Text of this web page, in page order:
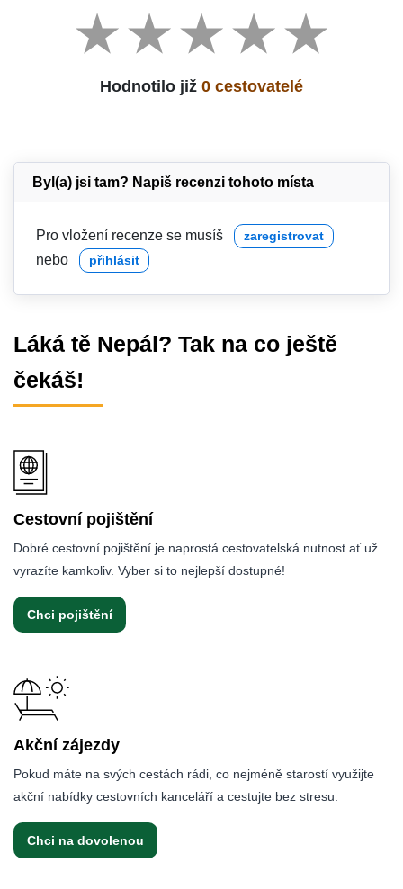
Hodnotilo již 0 cestovatelé
Byl(a) jsi tam? Napiš recenzi tohoto místa
Pro vložení recenze se musíš zaregistrovat
nebo přihlásit
Láká tě Nepál? Tak na co ještě
čekáš!
Cestovní pojištění
Dobré cestovní pojištění je naprostá cestovatelská nutnost ať už
vyrazíte kamkoliv. Vyber si to nejlepší dostupné!
Chci pojištění
Akční zájezdy
Pokud máte na svých cestách rádi, co nejméně starostí využijte
akční nabídky cestovních kanceláří a cestujte bez stresu.
Chci na dovolenou